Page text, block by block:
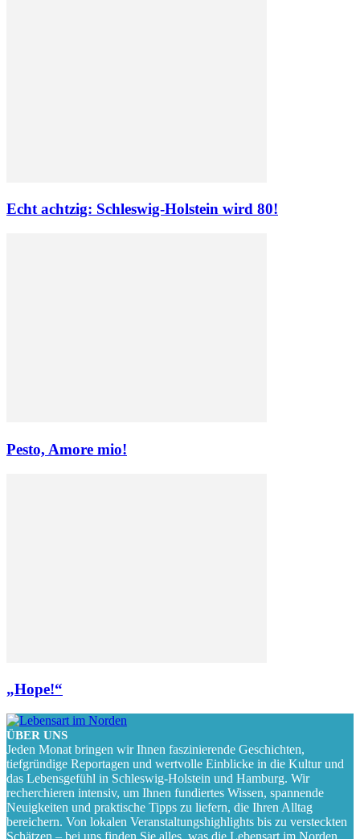
Echt achtzig: Schleswig-Holstein wird 80!
Pesto, Amore mio!
„Hope!“
ÜBER UNS
Jeden Monat bringen wir Ihnen faszinierende Geschichten,
tiefgründige Reportagen und wertvolle Einblicke in die Kultur und
das Lebensgefühl in Schleswig-Holstein und Hamburg. Wir
recherchieren intensiv, um Ihnen fundiertes Wissen, spannende
Neuigkeiten und praktische Tipps zu liefern, die Ihren Alltag
bereichern. Von lokalen Veranstaltungshighlights bis zu versteckten
Schätzen – bei uns finden Sie alles, was die Lebensart im Norden